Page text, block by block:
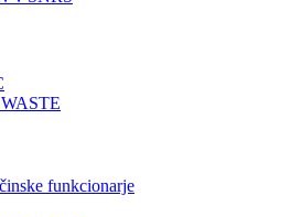
funkcionarje